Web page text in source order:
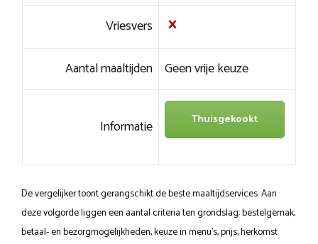
Vriesvers
Aantal maaltijden Geen vrije keuze
Informatie Thuisgekookt
De vergelijker toont gerangschikt de beste maaltijdservices. Aan
deze volgorde liggen een aantal criteria ten grondslag: bestelgemak,
betaal- en bezorgmogelijkheden, keuze in menu’s, prijs, herkomst